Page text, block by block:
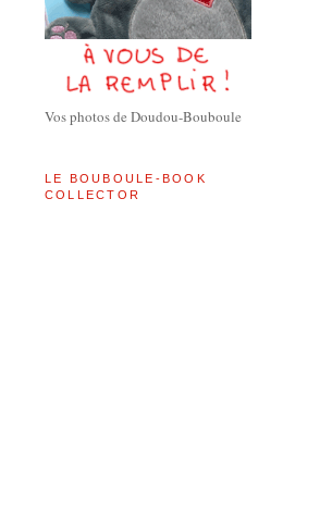
Vos photos de Doudou-Bouboule
LE BOUBOULE-BOOK
COLLECTOR